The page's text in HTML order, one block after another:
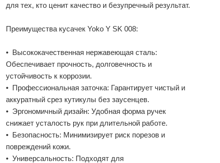
для тех, кто ценит качество и безупречный результат.
Преимущества кусачек Yoko Y SK 008:
• Высококачественная нержавеющая сталь:
Обеспечивает прочность, долговечность и
устойчивость к коррозии.
• Профессиональная заточка: Гарантирует чистый и
аккуратный срез кутикулы без заусенцев.
• Эргономичный дизайн: Удобная форма ручек
снижает усталость рук при длительной работе.
• Безопасность: Минимизирует риск порезов и
повреждений кожи.
• Универсальность: Подходят для